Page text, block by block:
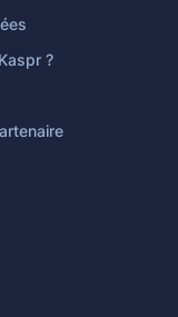
?